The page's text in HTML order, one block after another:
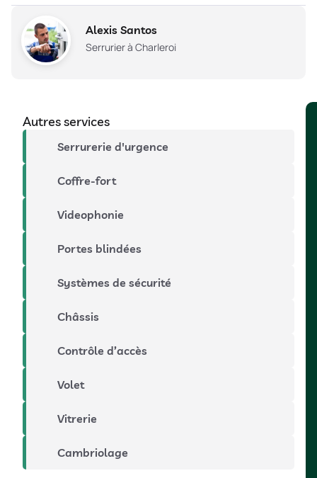
Alexis Santos
Serrurier à Charleroi
Autres services
Serrurerie d'urgence
Coffre-fort
Videophonie
Portes blindées
Systèmes de sécurité
Châssis
Contrôle d’accès
Volet
Vitrerie
Cambriolage